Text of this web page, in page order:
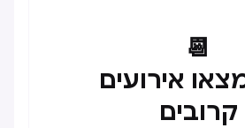
📆
אירועים
קרובים